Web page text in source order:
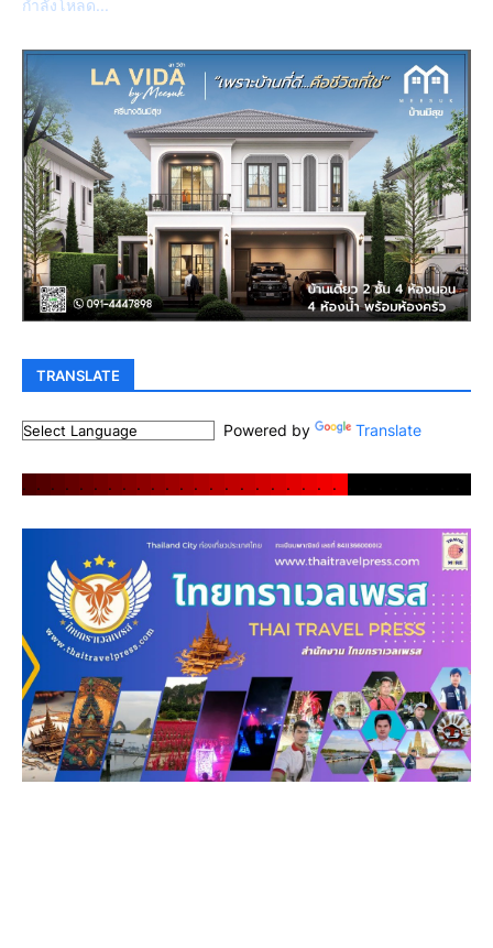
กำลังโหลด...
TRANSLATE
Powered by Translate
. . . . . . . . . . . . . . . . . . . . . .